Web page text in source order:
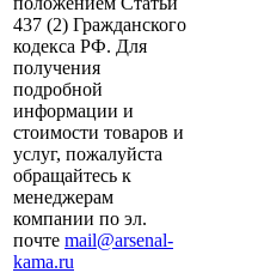
437 (2) Гражданского
кодекса РФ. Для
получения
подробной
информации и
стоимости товаров и
услуг, пожалуйста
обращайтесь к
менеджерам
компании по эл.
почте mail@arsenal-
kama.ru